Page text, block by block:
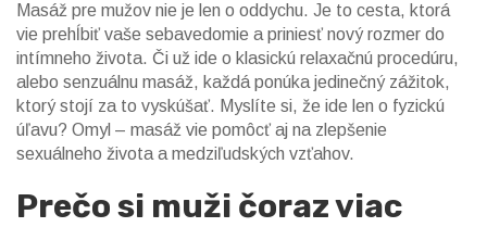
Masáž pre mužov nie je len o oddychu. Je to cesta, ktorá
vie prehĺbiť vaše sebavedomie a priniesť nový rozmer do
intímneho života. Či už ide o klasickú relaxačnú procedúru,
alebo senzuálnu masáž, každá ponúka jedinečný zážitok,
ktorý stojí za to vyskúšať. Myslíte si, že ide len o fyzickú
úľavu? Omyl – masáž vie pomôcť aj na zlepšenie
sexuálneho života a medziľudských vzťahov.
Prečo si muži čoraz viac